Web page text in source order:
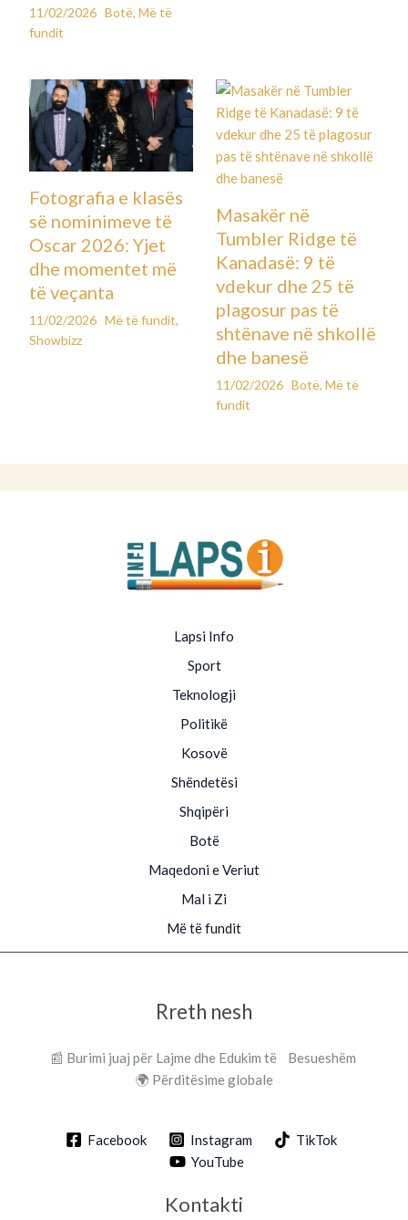
11/02/2026 Botë,Më të
fundit
Fotografia e klasës
së nominimeve të
Oscar 2026: Yjet
dhe momentet më
të veçanta
11/02/2026 Më të fundit,
Showbizz
Masakër në
Tumbler Ridge të
Kanadasë: 9 të
vdekur dhe 25 të
plagosur pas të
shtënave në shkollë
dhe banesë
11/02/2026 Botë, Më të
fundit
Lapsi Info
Sport
Teknologji
Politikë
Kosovë
Shëndetësi
Shqipëri
Botë
Maqedoni e Veriut
Mal i Zi
Më të fundit
Rreth nesh
📰 Burimi juaj për Lajme dhe Edukim të Besueshëm
🌍 Përditësime globale
Facebook Instagram
TikTok
YouTube
Kontakti